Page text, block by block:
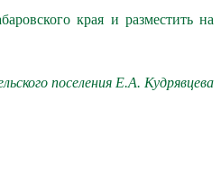
края и разместить на
поселения Е.А. Кудрявцева